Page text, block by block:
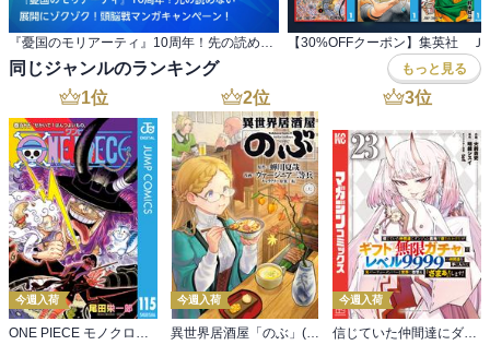
同じジャンルのランキング もっと見る
1位
今週入荷
ONE PIECE モノクロ版 115
2位
今週入荷
異世界居酒屋「のぶ」(22)
3位
今週入荷
信じていた仲間達にダンジョン奥地で殺されかけたがギフト『無限ガチャ』でレベル９９９９の仲間達を手に入れて元パーティーメンバーと世界に復讐＆『ざまぁ！』します！（２３）